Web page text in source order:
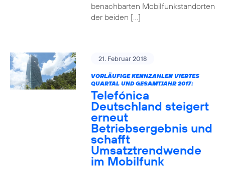
benachbarten Mobilfunkstandorten
der beiden […]
21. Februar 2018
VORLÄUFIGE KENNZAHLEN VIERTES
QUARTAL UND GESAMTJAHR 2017:
Telefónica
Deutschland steigert
erneut
Betriebsergebnis und
schafft
Umsatztrendwende
im Mobilfunk